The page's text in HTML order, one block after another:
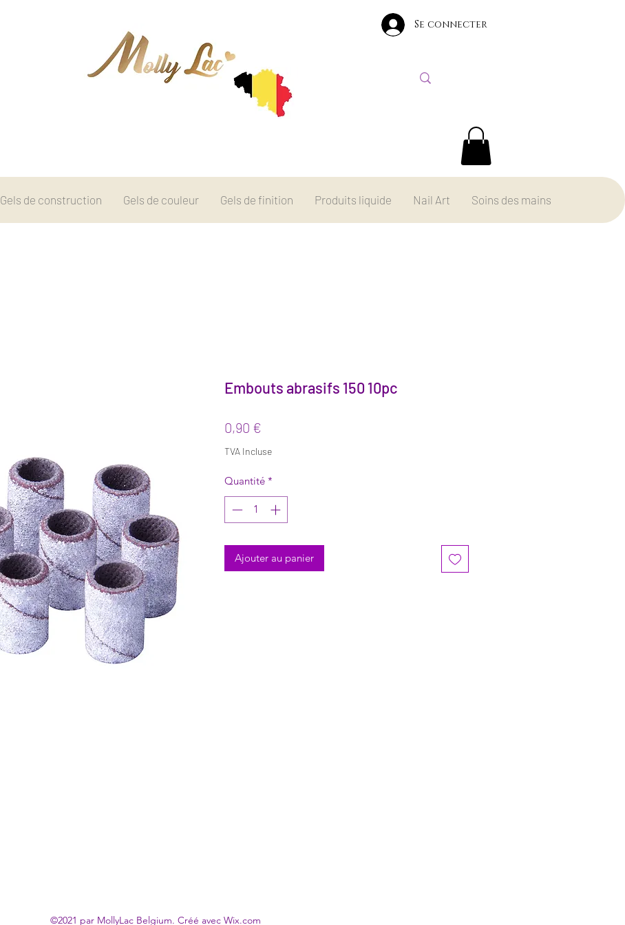
Se connecter
Gels de construction Gels de couleur Gels de finition Produits liquide Nail Art Soins des mains
Embouts abrasifs 150 10pc
0,90 €
TVA Incluse
Quantité *
Ajouter au panier
©2021 par MollyLac Belgium. Créé avec Wix.com